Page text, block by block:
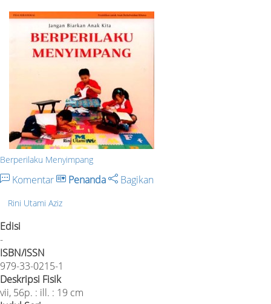
Berperilaku Menyimpang
Komentar Penanda Bagikan
Rini Utami Aziz
Edisi
-
ISBN/ISSN
979-33-0215-1
Deskripsi Fisik
vii, 56p. : ill. : 19 cm